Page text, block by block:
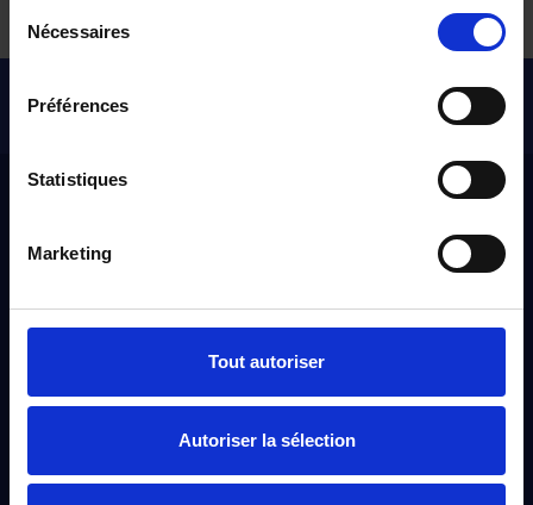
consentement
Nécessaires
Préférences
Statistiques
Marketing
Tout autoriser
Autoriser la sélection
Pour les trajets courts, privilégiez la marche ou le vélo
Nos points de ventes
Devenir distributeur
Voiture d’occasion